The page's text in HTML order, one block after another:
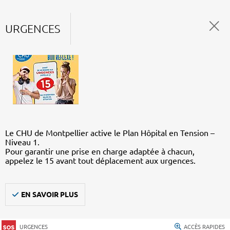
URGENCES
Le CHU de Montpellier active le Plan Hôpital en Tension –
Niveau 1.
Pour garantir une prise en charge adaptée à chacun,
appelez le 15 avant tout déplacement aux urgences.
EN SAVOIR PLUS
URGENCES ACCÈS RAPIDES